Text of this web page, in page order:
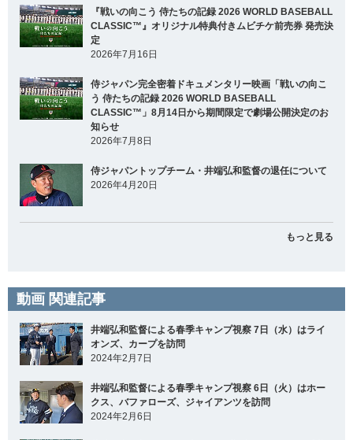
『戦いの向こう 侍たちの記録 2026 WORLD BASEBALL
CLASSIC™』オリジナル特典付きムビチケ前売券 発売決
定
2026年7月16日
侍ジャパン完全密着ドキュメンタリー映画「戦いの向こ
う 侍たちの記録 2026 WORLD BASEBALL
CLASSIC™」8月14日から期間限定で劇場公開決定のお
知らせ
2026年7月8日
侍ジャパントップチーム・井端弘和監督の退任について
2026年4月20日
もっと見る
動画 関連記事
井端弘和監督による春季キャンプ視察 7日（水）はライ
オンズ、カープを訪問
2024年2月7日
井端弘和監督による春季キャンプ視察 6日（火）はホー
クス、バファローズ、ジャイアンツを訪問
2024年2月6日